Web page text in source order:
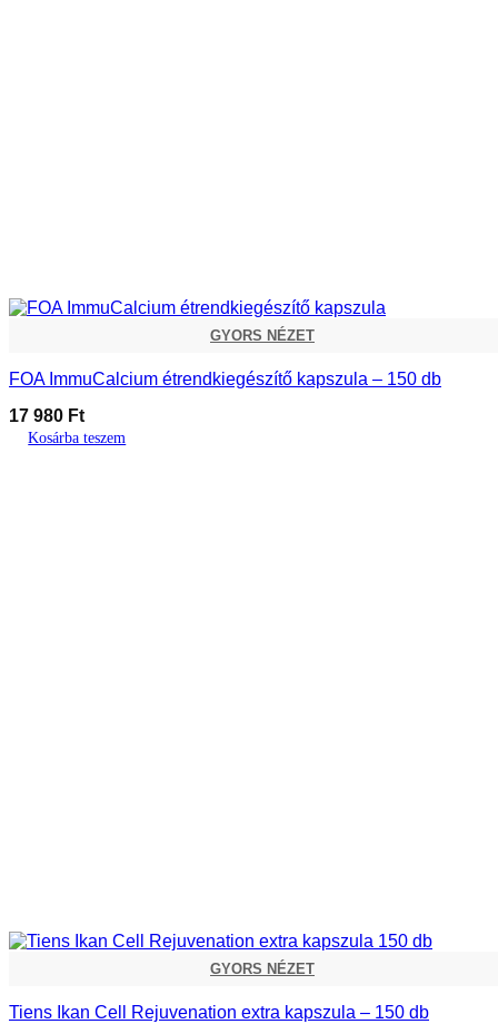
GYORS NÉZET
FOA ImmuCalcium étrendkiegészítő kapszula – 150 db
17 980 Ft
Kosárba teszem
GYORS NÉZET
Tiens Ikan Cell Rejuvenation extra kapszula – 150 db